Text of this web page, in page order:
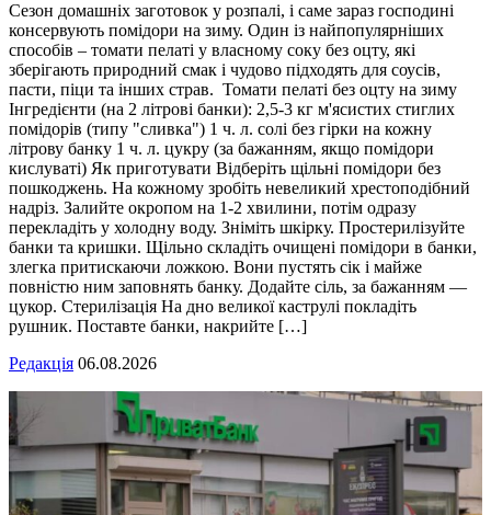
Сезон домашніх заготовок у розпалі, і саме зараз господині
консервують помідори на зиму. Один із найпопулярніших
способів – томати пелаті у власному соку без оцту, які
зберігають природний смак і чудово підходять для соусів,
пасти, піци та інших страв. Томати пелаті без оцту на зиму
Інгредієнти (на 2 літрові банки): 2,5-3 кг м'ясистих стиглих
помідорів (типу "сливка") 1 ч. л. солі без гірки на кожну
літрову банку 1 ч. л. цукру (за бажанням, якщо помідори
кислуваті) Як приготувати Відберіть щільні помідори без
пошкоджень. На кожному зробіть невеликий хрестоподібний
надріз. Залийте окропом на 1-2 хвилини, потім одразу
перекладіть у холодну воду. Зніміть шкірку. Простерилізуйте
банки та кришки. Щільно складіть очищені помідори в банки,
злегка притискаючи ложкою. Вони пустять сік і майже
повністю ним заповнять банку. Додайте сіль, за бажанням —
цукор. Стерилізація На дно великої каструлі покладіть
рушник. Поставте банки, накрийте […]
Редакція 06.08.2026